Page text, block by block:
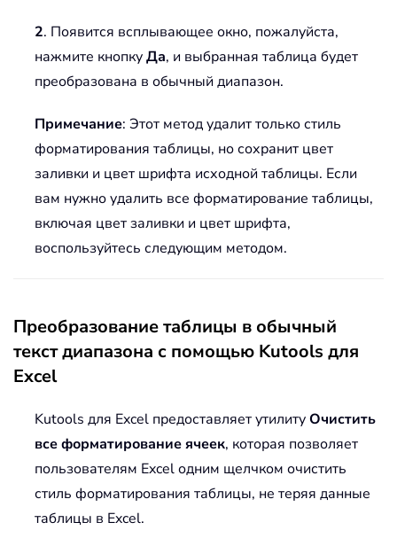
2. Появится всплывающее окно, пожалуйста,
нажмите кнопкуДа, и выбранная таблица будет
преобразована в обычный диапазон.
Примечание: Этот метод удалит только стиль
форматирования таблицы, но сохранит цвет
заливки и цвет шрифта исходной таблицы. Если
вам нужно удалить все форматирование таблицы,
включая цвет заливки и цвет шрифта,
воспользуйтесь следующим методом.
Преобразование таблицы в обычный
текст диапазона с помощью Kutools для
Excel
Kutools для Excel предоставляет утилитуОчистить
все форматирование ячеек, которая позволяет
пользователям Excel одним щелчком очистить
стиль форматирования таблицы, не теряя данные
таблицы в Excel.